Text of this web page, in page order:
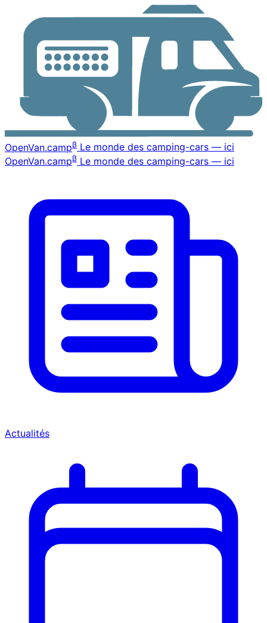
OpenVan.campβ Le monde des camping-cars — ici
OpenVan.campβ Le monde des camping-cars — ici
Actualités